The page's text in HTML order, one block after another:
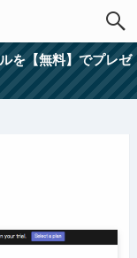
を【無料】でプレゼ